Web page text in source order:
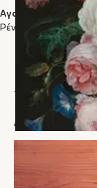
πρέπει για να
– Μανώλης
"...Αυτή η
μέσα από την
μυθιστορήματα,
ουσία της
συναισθημάτων.
άριστη
– Ντέπυ Δημητρίου,
τραγικότητα. Ο
σπλάχνα
Αγαπητή
Ρένα Λούνα
ΑΡΘΡΑ